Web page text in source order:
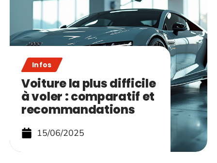
Infos
Voiture la plus difficile
à voler : comparatif et
recommandations
15/06/2025